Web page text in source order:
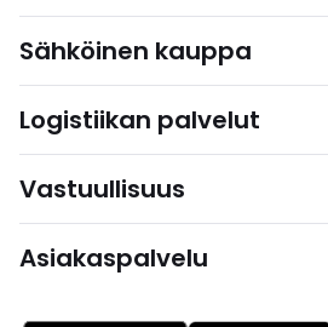
Sähköinen kauppa
Logistiikan palvelut
Vastuullisuus
Asiakaspalvelu